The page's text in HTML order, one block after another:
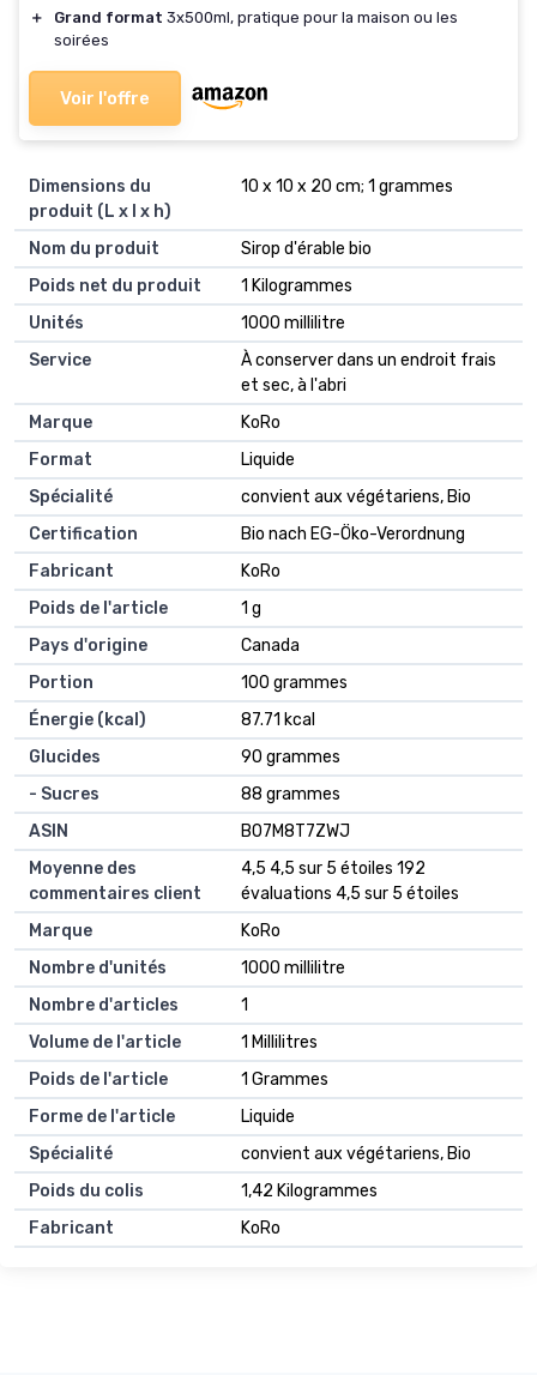
＋
Grand format 3x500ml, pratique pour la maison ou les
soirées
Voir l'offre
Dimensions du
produit (L x l x h)
‎10 x 10 x 20 cm; 1 grammes
Nom du produit
‎Sirop d'érable bio
Poids net du produit
‎1 Kilogrammes
Unités
‎1000 millilitre
Service
‎À conserver dans un endroit frais
et sec, à l'abri
Marque
‎KoRo
Format
‎Liquide
Spécialité
‎convient aux végétariens, Bio
Certification
‎Bio nach EG-Öko-Verordnung
Fabricant
‎KoRo
Poids de l'article
‎1 g
Pays d'origine
‎Canada
Portion
‎100 grammes
Énergie (kcal)
‎87.71 kcal
Glucides
‎90 grammes
- Sucres
‎88 grammes
ASIN
B07M8T7ZWJ
Moyenne des
commentaires client
4,5 4,5 sur 5 étoiles 192
évaluations 4,5 sur 5 étoiles
Marque
KoRo
Nombre d'unités
1000 millilitre
Nombre d'articles
1
Volume de l'article
1 Millilitres
Poids de l'article
1 Grammes
Forme de l'article
Liquide
Spécialité
convient aux végétariens, Bio
Poids du colis
1,42 Kilogrammes
Fabricant
KoRo